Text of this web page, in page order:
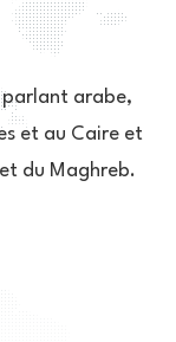
parlant arabe,
et au Caire et
du Maghreb.